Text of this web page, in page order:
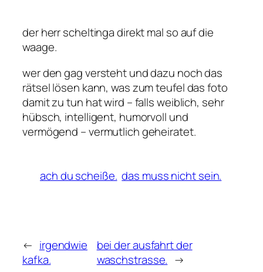
der herr scheltinga direkt mal so auf die
waage.
wer den gag versteht und dazu noch das
rätsel lösen kann, was zum teufel das foto
damit zu tun hat wird – falls weiblich, sehr
hübsch, intelligent, humorvoll und
vermögend – vermutlich geheiratet.
ach du scheiße. das muss nicht sein.
← irgendwie
kafka.
bei der ausfahrt der
waschstrasse. →